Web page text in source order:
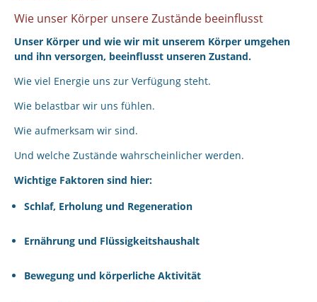
Wie unser Körper unsere Zustände beeinflusst
Unser Körper und wie wir mit unserem Körper umgehen
und ihn versorgen, beeinflusst unseren Zustand.
Wie viel Energie uns zur Verfügung steht.
Wie belastbar wir uns fühlen.
Wie aufmerksam wir sind.
Und welche Zustände wahrscheinlicher werden.
Wichtige Faktoren sind hier:
Schlaf, Erholung und Regeneration
Ernährung und Flüssigkeitshaushalt
Bewegung und körperliche Aktivität